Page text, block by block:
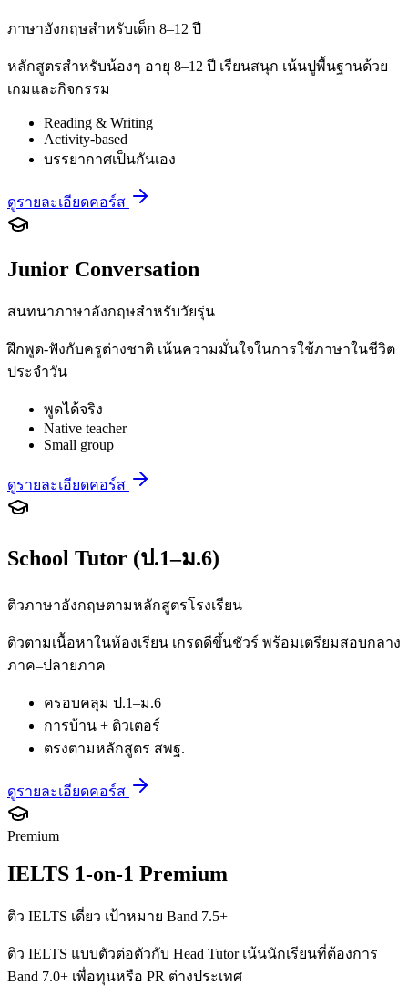
ภาษาอังกฤษสำหรับเด็ก 8–12 ปี
หลักสูตรสำหรับน้องๆ อายุ 8–12 ปี เรียนสนุก เน้นปูพื้นฐานด้วย
เกมและกิจกรรม
Reading & Writing
Activity-based
บรรยากาศเป็นกันเอง
ดูรายละเอียดคอร์ส
Junior Conversation
สนทนาภาษาอังกฤษสำหรับวัยรุ่น
ฝึกพูด-ฟังกับครูต่างชาติ เน้นความมั่นใจในการใช้ภาษาในชีวิต
ประจำวัน
พูดได้จริง
Native teacher
Small group
ดูรายละเอียดคอร์ส
School Tutor (ป.1–ม.6)
ติวภาษาอังกฤษตามหลักสูตรโรงเรียน
ติวตามเนื้อหาในห้องเรียน เกรดดีขึ้นชัวร์ พร้อมเตรียมสอบกลาง
ภาค–ปลายภาค
ครอบคลุม ป.1–ม.6
การบ้าน + ติวเตอร์
ตรงตามหลักสูตร สพฐ.
ดูรายละเอียดคอร์ส
Premium
IELTS 1-on-1 Premium
ติว IELTS เดี่ยว เป้าหมาย Band 7.5+
ติว IELTS แบบตัวต่อตัวกับ Head Tutor เน้นนักเรียนที่ต้องการ
Band 7.0+ เพื่อทุนหรือ PR ต่างประเทศ